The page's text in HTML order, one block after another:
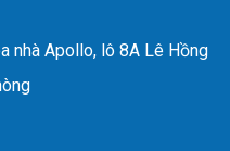
nhà Apollo, lô 8A Lê Hồng